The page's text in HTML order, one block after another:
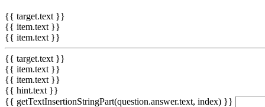
{{ target.text }}
{{ item.text }}
{{ item.text }}
{{ target.text }}
{{ item.text }}
{{ item.text }}
{{ hint.text }}
{{ getTextInsertionStringPart(question.answer.text, index) }}